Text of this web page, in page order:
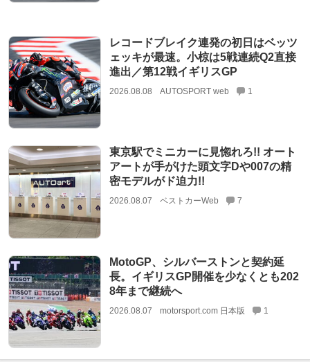
レコードブレイク連発の初日はベッツ
ェッキが最速。小椋は5戦連続Q2直接
進出／第12戦イギリスGP
2026.08.08 AUTOSPORT web 1
東京駅でミニカーに見惚れろ!! オート
アートが手がけた頭文字Dや007の精
密モデルがド迫力!!
2026.08.07 ベストカーWeb 7
MotoGP、シルバーストンと契約延
長。イギリスGP開催を少なくとも202
8年まで継続へ
2026.08.07 motorsport.com 日本版 1